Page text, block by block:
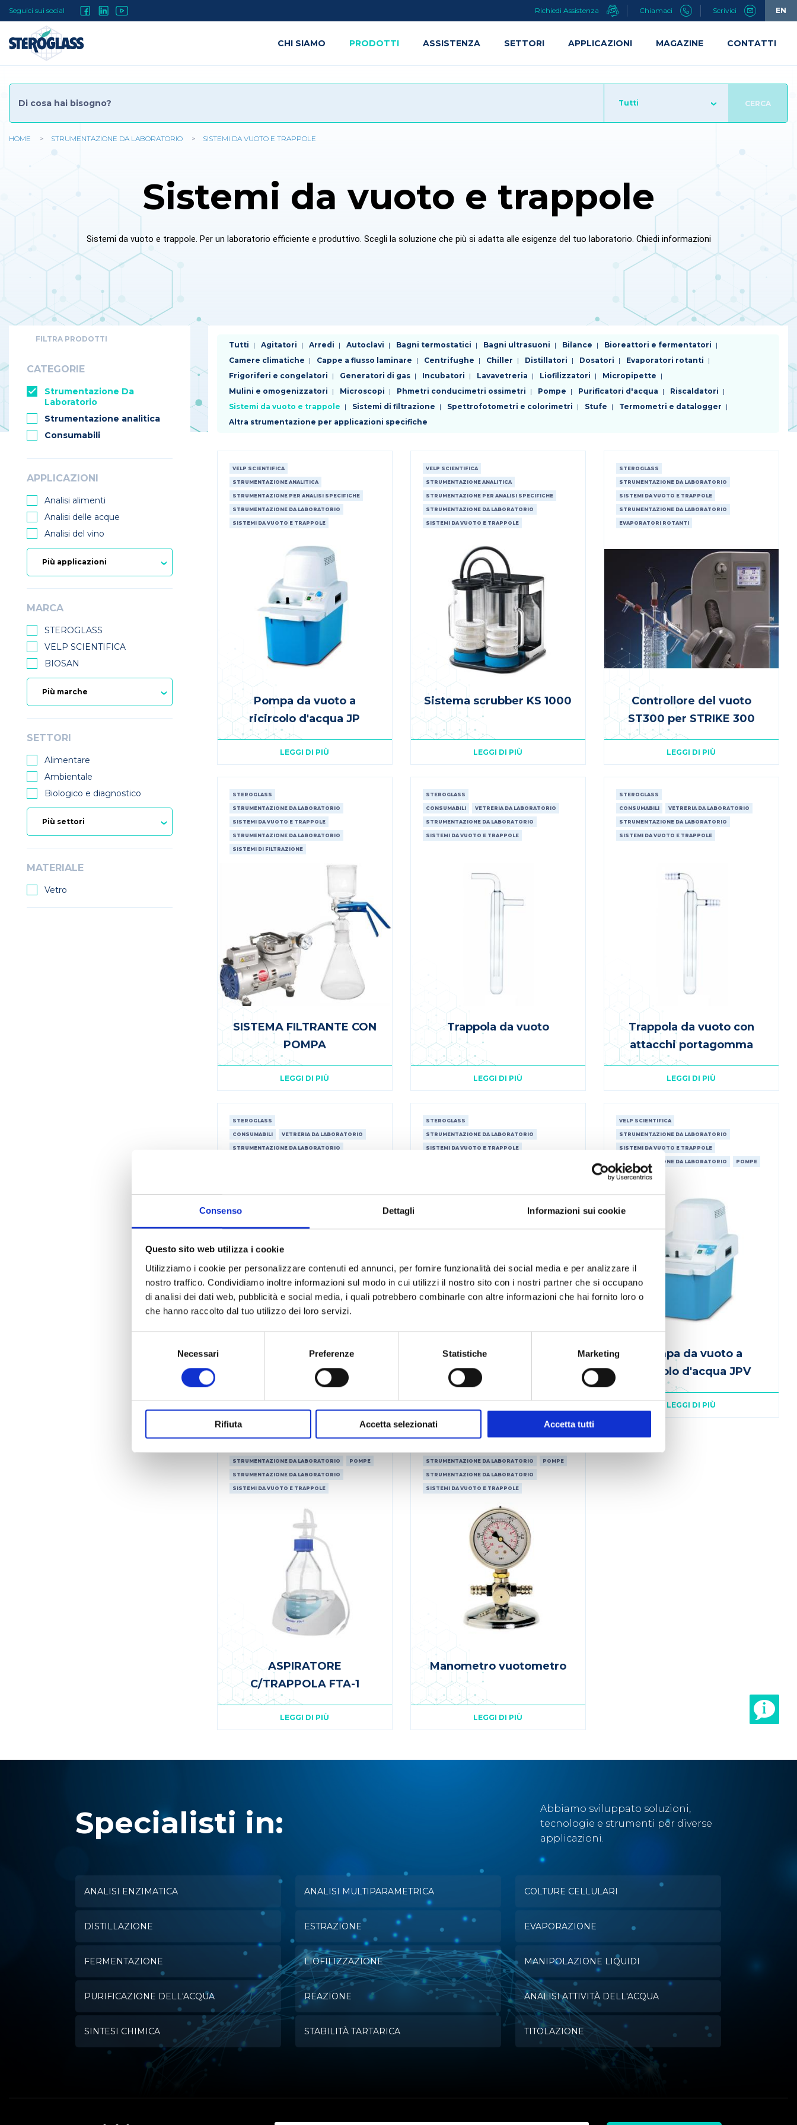
Consenso Dettagli Informazioni sui cookie
Questo sito web utilizza i cookie
Utilizziamo i cookie per personalizzare contenuti ed annunci, per fornire funzionalità dei social media e per analizzare il
nostro traffico. Condividiamo inoltre informazioni sul modo in cui utilizzi il nostro sito con i nostri partner che si occupano
di analisi dei dati web, pubblicità e social media, i quali potrebbero combinarle con altre informazioni che hai fornito loro o
che hanno raccolto dal tuo utilizzo dei loro servizi.
Necessari Preferenze Statistiche Marketing
Rifiuta Accetta selezionati Accetta tutti
Salta
al
contenuto
principale
Tutti CERCA
Tu
HOME STRUMENTAZIONE DA LABORATORIO SISTEMI DA VUOTO E TRAPPOLE
Sistemi da vuoto e trappole
Sistemi da vuoto e trappole. Per un laboratorio efficiente e produttivo. Scegli la soluzione che più si adatta alle esigenze del tuo laboratorio. Chiedi informazioni
FILTRA PRODOTTI
CATEGORIE
Strumentazione Da
Laboratorio
Strumentazione analitica
Consumabili
APPLICAZIONI
Analisi alimenti
Analisi delle acque
Analisi del vino
MARCA
STEROGLASS
VELP SCIENTIFICA
BIOSAN
SETTORI
Alimentare
Ambientale
Biologico e diagnostico
MATERIALE
Vetro
Tutti Agitatori Arredi Autoclavi Bagni termostatici Bagni ultrasuoni Bilance
Bioreattori e fermentatori
Camere climatiche
Cappe a flusso laminare Centrifughe Chiller Distillatori Dosatori
Evaporatori rotanti
Frigoriferi e congelatori
Generatori di gas Incubatori Lavavetreria Liofilizzatori
Micropipette
Mulini e omogenizzatori
Microscopi Phmetri conducimetri ossimetri Pompe Purificatori d'acqua
Riscaldatori
Sistemi da vuoto e trappole
Sistemi di filtrazione Spettrofotometri e colorimetri Stufe
Termometri e datalogger
Altra strumentazione per applicazioni specifiche
VELP SCIENTIFICA
STRUMENTAZIONE ANALITICA
STRUMENTAZIONE PER ANALISI SPECIFICHE
STRUMENTAZIONE DA LABORATORIO
SISTEMI DA VUOTO E TRAPPOLE
Pompa da vuoto a
ricircolo d'acqua JP
LEGGI DI PIÙ
VELP SCIENTIFICA
STRUMENTAZIONE ANALITICA
STRUMENTAZIONE PER ANALISI SPECIFICHE
STRUMENTAZIONE DA LABORATORIO
SISTEMI DA VUOTO E TRAPPOLE
Sistema scrubber KS 1000
LEGGI DI PIÙ
STEROGLASS
STRUMENTAZIONE DA LABORATORIO
SISTEMI DA VUOTO E TRAPPOLE
STRUMENTAZIONE DA LABORATORIO
EVAPORATORI ROTANTI
Controllore del vuoto
ST300 per STRIKE 300
LEGGI DI PIÙ
STEROGLASS
STRUMENTAZIONE DA LABORATORIO
SISTEMI DA VUOTO E TRAPPOLE
STRUMENTAZIONE DA LABORATORIO
SISTEMI DI FILTRAZIONE
SISTEMA FILTRANTE CON
POMPA
LEGGI DI PIÙ
STEROGLASS
CONSUMABILI VETRERIA DA LABORATORIO
STRUMENTAZIONE DA LABORATORIO
SISTEMI DA VUOTO E TRAPPOLE
Trappola da vuoto
LEGGI DI PIÙ
STEROGLASS
CONSUMABILI VETRERIA DA LABORATORIO
STRUMENTAZIONE DA LABORATORIO
SISTEMI DA VUOTO E TRAPPOLE
Trappola da vuoto con
attacchi portagomma
LEGGI DI PIÙ
STEROGLASS
CONSUMABILI VETRERIA DA LABORATORIO
STRUMENTAZIONE DA LABORATORIO
Trappola da vuoto
ispezionabile
STEROGLASS
STRUMENTAZIONE DA LABORATORIO
SISTEMI DA VUOTO E TRAPPOLE
Trappola per pompe da
vuoto - trap
VELP SCIENTIFICA
STRUMENTAZIONE DA LABORATORIO
SISTEMI DA VUOTO E TRAPPOLE
STRUMENTAZIONE DA LABORATORIO POMPE
Pompa da vuoto a
ricircolo d'acqua JPV
LEGGI DI PIÙ
STRUMENTAZIONE DA LABORATORIO POMPE
STRUMENTAZIONE DA LABORATORIO
SISTEMI DA VUOTO E TRAPPOLE
ASPIRATORE
C/TRAPPOLA FTA-1
LEGGI DI PIÙ
STRUMENTAZIONE DA LABORATORIO POMPE
STRUMENTAZIONE DA LABORATORIO
SISTEMI DA VUOTO E TRAPPOLE
Manometro vuotometro
LEGGI DI PIÙ
Specialisti in:
Abbiamo sviluppato soluzioni,
tecnologie e strumenti per diverse
applicazioni.
ANALISI ENZIMATICA ANALISI MULTIPARAMETRICA COLTURE CELLULARI
DISTILLAZIONE ESTRAZIONE EVAPORAZIONE
FERMENTAZIONE LIOFILIZZAZIONE MANIPOLAZIONE LIQUIDI
PURIFICAZIONE DELL'ACQUA REAZIONE ANALISI ATTIVITÀ DELL'ACQUA
SINTESI CHIMICA STABILITÀ TARTARICA TITOLAZIONE
Social
Menu
Seguici sui social Richiedi Assistenza Chiamaci Scrivici EN
CHI SIAMO PRODOTTI ASSISTENZA SETTORI APPLICAZIONI MAGAZINE CONTATTI